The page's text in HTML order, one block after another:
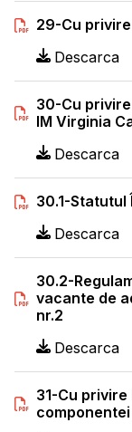
29-Cu
Descarca
30-Cu
IM Virginia
Descarca
30.1-Statutul
Descarca
30.2-
vacante de
nr.2
Descarca
31-Cu
componentei